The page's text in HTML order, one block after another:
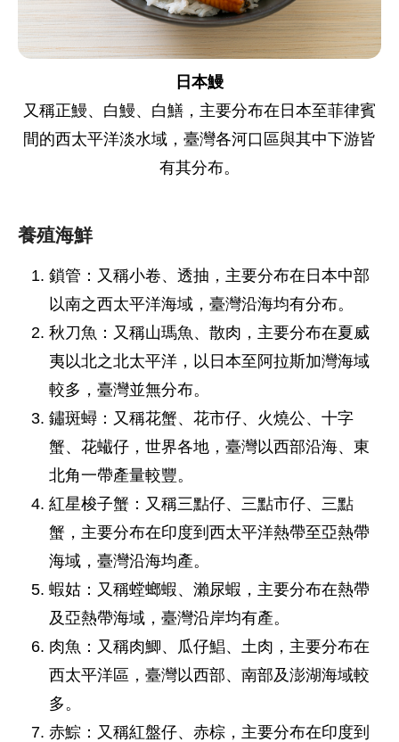
日本鰻
又稱正鰻、白鰻、白鱔，主要分布在日本至菲律賓
間的西太平洋淡水域，臺灣各河口區與其中下游皆
有其分布。
養殖海鮮
鎖管：又稱小卷、透抽，主要分布在日本中部
以南之西太平洋海域，臺灣沿海均有分布。
秋刀魚：又稱山瑪魚、散肉，主要分布在夏威
夷以北之北太平洋，以日本至阿拉斯加灣海域
較多，臺灣並無分布。
鏽斑蟳：又稱花蟹、花市仔、火燒公、十字
蟹、花蠘仔，世界各地，臺灣以西部沿海、東
北角一帶產量較豐。
紅星梭子蟹：又稱三點仔、三點市仔、三點
蟹，主要分布在印度到西太平洋熱帶至亞熱帶
海域，臺灣沿海均產。
蝦姑：又稱螳螂蝦、瀨尿蝦，主要分布在熱帶
及亞熱帶海域，臺灣沿岸均有產。
肉魚：又稱肉鯽、瓜仔鯧、土肉，主要分布在
西太平洋區，臺灣以西部、南部及澎湖海域較
多。
赤鯮：又稱紅盤仔、赤棕，主要分布在印度到